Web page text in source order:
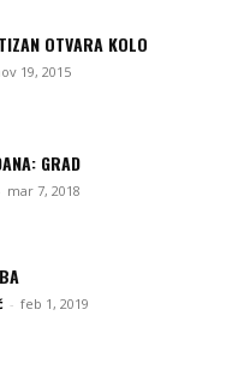
OTVARA KOLO
19, 2015
GRAD
mar 7, 2018
- feb 1, 2019